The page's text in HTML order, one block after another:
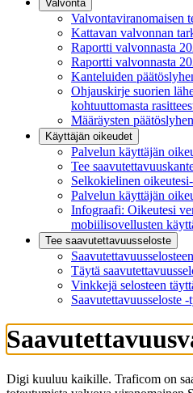
Valvonta
Valvontaviranomaisen
Kattavan valvonnan
Raportti valvonnasta
Raportti valvonnasta
Kanteluiden
Ohjauskirje suorien
kohtuuttomasta
Määräysten
Käyttäjän oikeudet
Palvelun käyttäjän
Tee
Selkokielinen
Palvelun käyttäjän
Infograafi: Oikeutesi
mobiilisovellusten
Tee saavutettavuusseloste
Täytä
Vinkkejä selosteen
Saavutettavuusseloste
Digi kuuluu kaikille. Traficom on